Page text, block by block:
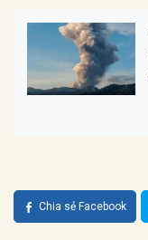
Chia sẻ Facebook